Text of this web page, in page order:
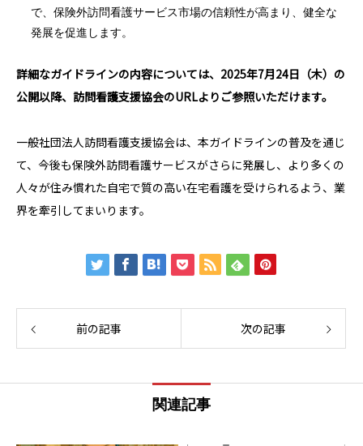
で、保険外訪問看護サービス市場の信頼性が高まり、健全な
発展を促進します。
詳細なガイドラインの内容については、2025年7月24日（木）の
公開以降、訪問看護支援協会のURLよりご参照いただけます。
一般社団法人訪問看護支援協会は、本ガイドラインの普及を通じ
て、今後も保険外訪問看護サービスがさらに発展し、より多くの
人々が住み慣れた自宅で質の高い在宅看護を受けられるよう、業
界を牽引してまいります。
前の記事 次の記事
関連記事